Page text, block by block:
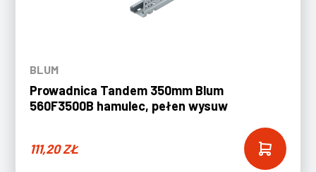
BLUM
Prowadnica Tandem 350mm Blum
560F3500B hamulec, pełen wysuw
111,20ZŁ